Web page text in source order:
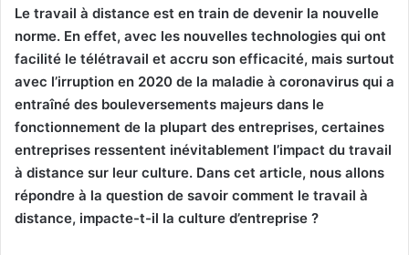
Le travail à distance est en train de devenir la nouvelle
norme. En effet, avec les nouvelles technologies qui ont
facilité le télétravail et accru son efficacité, mais surtout
avec l’irruption en 2020 de la maladie à coronavirus qui a
entraîné des bouleversements majeurs dans le
fonctionnement de la plupart des entreprises, certaines
entreprises ressentent inévitablement l’impact du travail
à distance sur leur culture. Dans cet article, nous allons
répondre à la question de savoir comment le travail à
distance, impacte-t-il la culture d’entreprise ?